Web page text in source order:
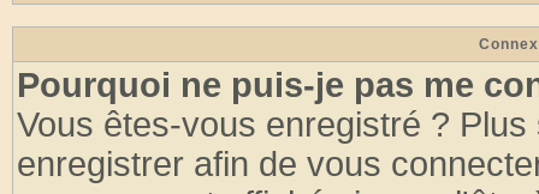
Pourquoi ne puis-je pas me
Vous êtes-vous enregistré ?
enregistrer afin de vous